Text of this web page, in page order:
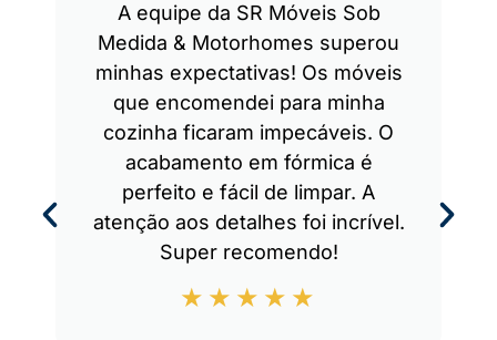
A equipe da SR Móveis Sob
Medida & Motorhomes superou
minhas expectativas! Os móveis
que encomendei para minha
cozinha ficaram impecáveis. O
acabamento em fórmica é
perfeito e fácil de limpar. A
atenção aos detalhes foi incrível.
Super recomendo!